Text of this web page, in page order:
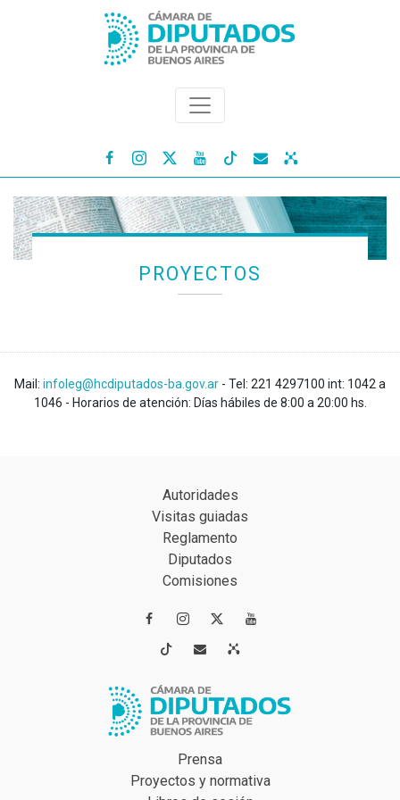
   
PROYECTOS
Mail: infoleg@hcdiputados-ba.gov.ar - Tel: 221 4297100 int: 1042 a
1046 - Horarios de atención: Días hábiles de 8:00 a 20:00 hs.
Autoridades
Visitas guiadas
Reglamento
Diputados
Comisiones
 
 
Prensa
Proyectos y normativa